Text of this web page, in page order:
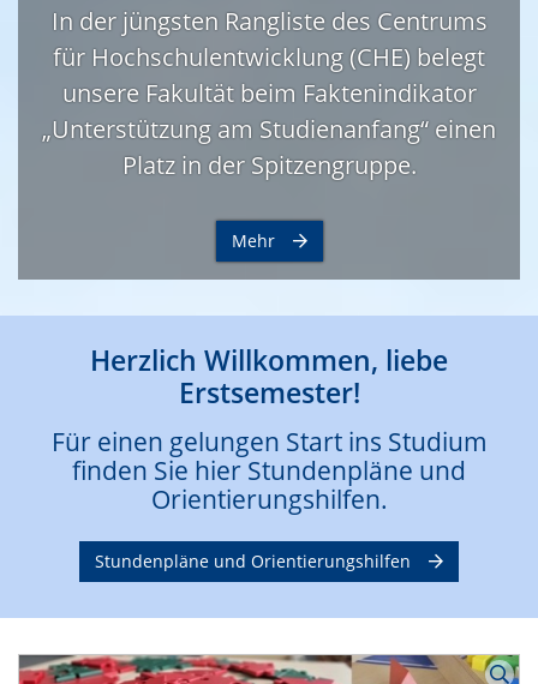
In der jüngsten Rangliste des Centrums
für Hochschulentwicklung (CHE) belegt
unsere Fakultät beim Faktenindikator
„Unterstützung am Studienanfang“ einen
Platz in der Spitzengruppe.
Mehr
Herzlich Willkommen, liebe
Erstsemester!
Für einen gelungen Start ins Studium
finden Sie hier Stundenpläne und
Orientierungshilfen.
Stundenpläne und Orientierungshilfen